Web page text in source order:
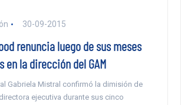
30-09-2015
renuncia luego de sus meses
en la dirección del GAM
Gabriela Mistral confirmó la dimisión de
ejecutiva durante sus cinco